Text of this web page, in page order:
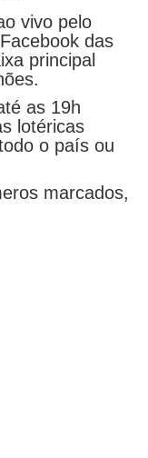
vivo pelo
das
principal
as 19h
lotéricas
o país ou
marcados,